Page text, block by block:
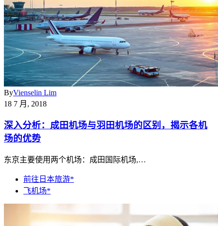
ByVienselin Lim
18 7 月, 2018
深入分析：成田机场与羽田机场的区别，揭示各机
场的优势
东京主要使用两个机场：成田国际机场,…
前往日本旅游*
飞机场*